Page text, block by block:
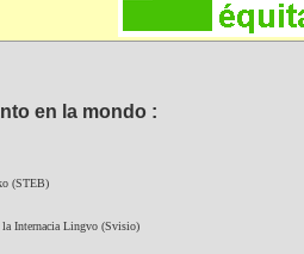
en la mondo :
(STEB)
Internacia Lingvo (Svisio)